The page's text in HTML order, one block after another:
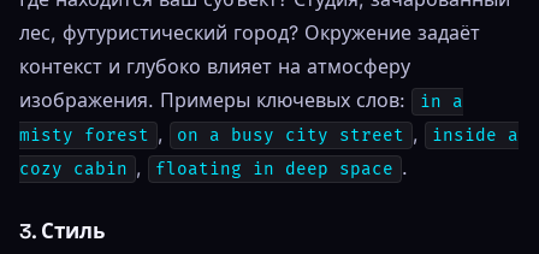
лес, футуристический город? Окружение задаёт
контекст и глубоко влияет на атмосферу
изображения. Примеры ключевых слов:
in a
misty forest , on a busy city street ,
inside a
cozy cabin , floating in deep space .
3. Стиль